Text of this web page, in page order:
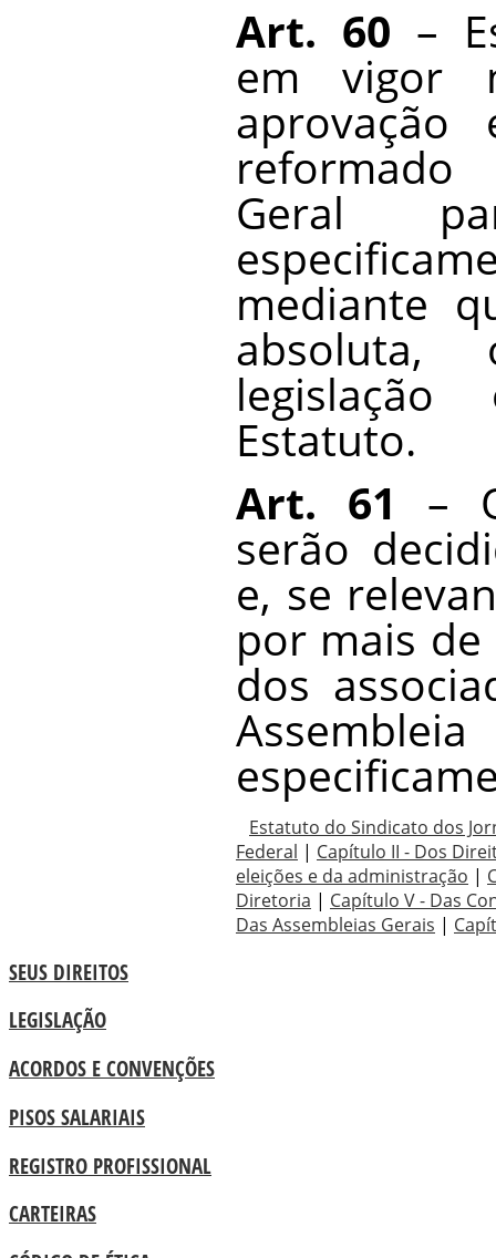
Art. 60 –
em vigor
Geral
mediante
absoluta,
Estatuto.
Art. 61 –
serão
e, se
por mais de
dos
Estatuto do Sindicato dos
Federal | Capítulo II - Dos
eleições e da administração |
Diretoria | Capítulo V - Das
Das Assembleias Gerais |
SEUS DIREITOS
LEGISLAÇÃO
ACORDOS E CONVENÇÕES
PISOS SALARIAIS
REGISTRO PROFISSIONAL
CARTEIRAS